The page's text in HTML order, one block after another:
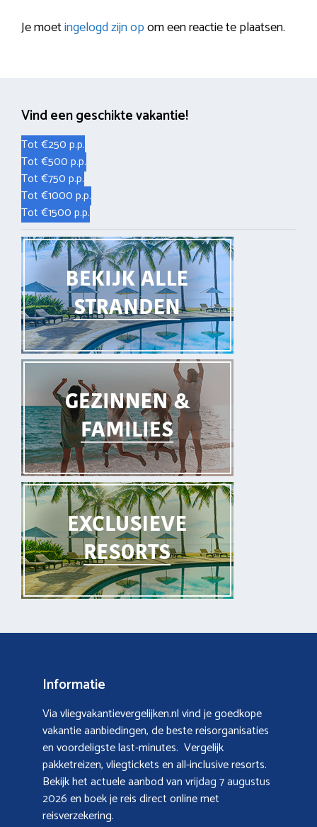
Je moetingelogd zijn opom een reactie te plaatsen.
Vind een geschikte vakantie!
Tot €250 p.p.
Tot €500 p.p.
Tot €750 p.p.
Tot €1000 p.p.
Tot €1500 p.p.
Informatie
Via vliegvakantievergelijken.nl vind je goedkope
vakantie aanbiedingen, de beste reisorganisaties
en voordeligste last-minutes. Vergelijk
pakketreizen, vliegtickets en all-inclusive resorts.
Bekijk het actuele aanbod vanvrijdag 7 augustus
2026en boek je reis direct online met
reisverzekering.